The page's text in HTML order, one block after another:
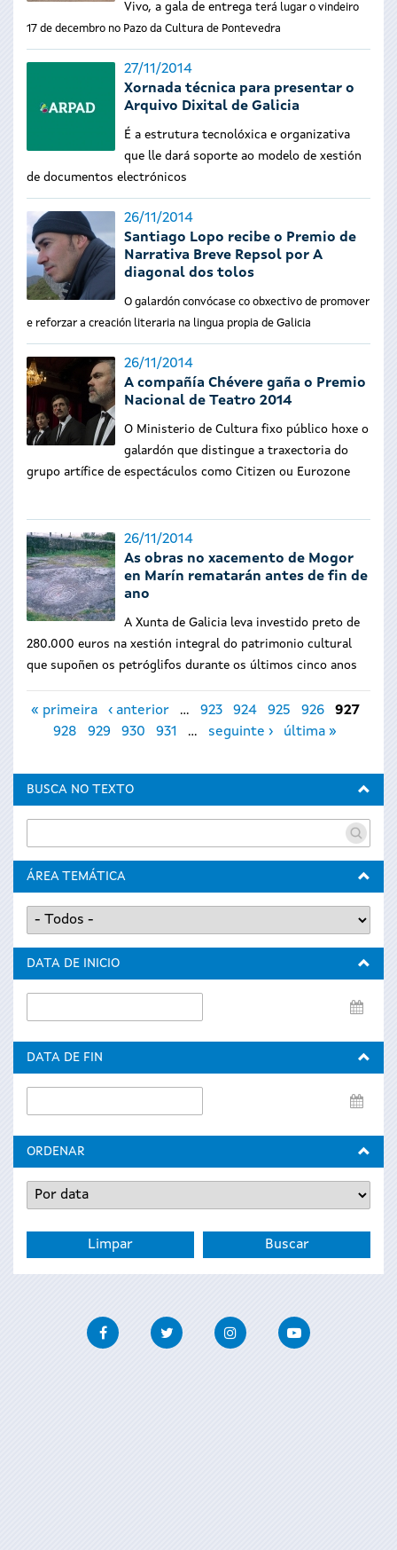
Vivo, a gala de entrega terá lugar o vindeiro
17 de decembro no Pazo da Cultura de Pontevedra
27/11/2014
Xornada técnica para presentar o
Arquivo Dixital de Galicia
É a estrutura tecnolóxica e organizativa
que lle dará soporte ao modelo de xestión
de documentos electrónicos
26/11/2014
Santiago Lopo recibe o Premio de
Narrativa Breve Repsol por A
diagonal dos tolos
O galardón convócase co obxectivo de promover
e reforzar a creación literaria na lingua propia de Galicia
26/11/2014
A compañía Chévere gaña o Premio
Nacional de Teatro 2014
O Ministerio de Cultura fixo público hoxe o
galardón que distingue a traxectoria do
grupo artífice de espectáculos como Citizen ou Eurozone
26/11/2014
As obras no xacemento de Mogor
en Marín rematarán antes de fin de
ano
A Xunta de Galicia leva investido preto de
280.000 euros na xestión integral do patrimonio cultural
que supoñen os petróglifos durante os últimos cinco anos
Páxinas
« primeira ‹ anterior … 923 924 925 926
927
928
929 930 931 … seguinte › última »
BUSCA NO TEXTO
ÁREA TEMÁTICA
DATA DE INICIO
de
DATA DE FIN
de
ORDENAR
FacebookTwitter InstagramYoutube